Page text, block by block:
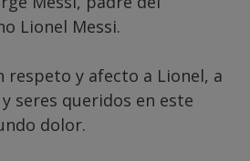
Lionel Messi.
respeto y afecto a Lionel, a
seres queridos en este
dolor.